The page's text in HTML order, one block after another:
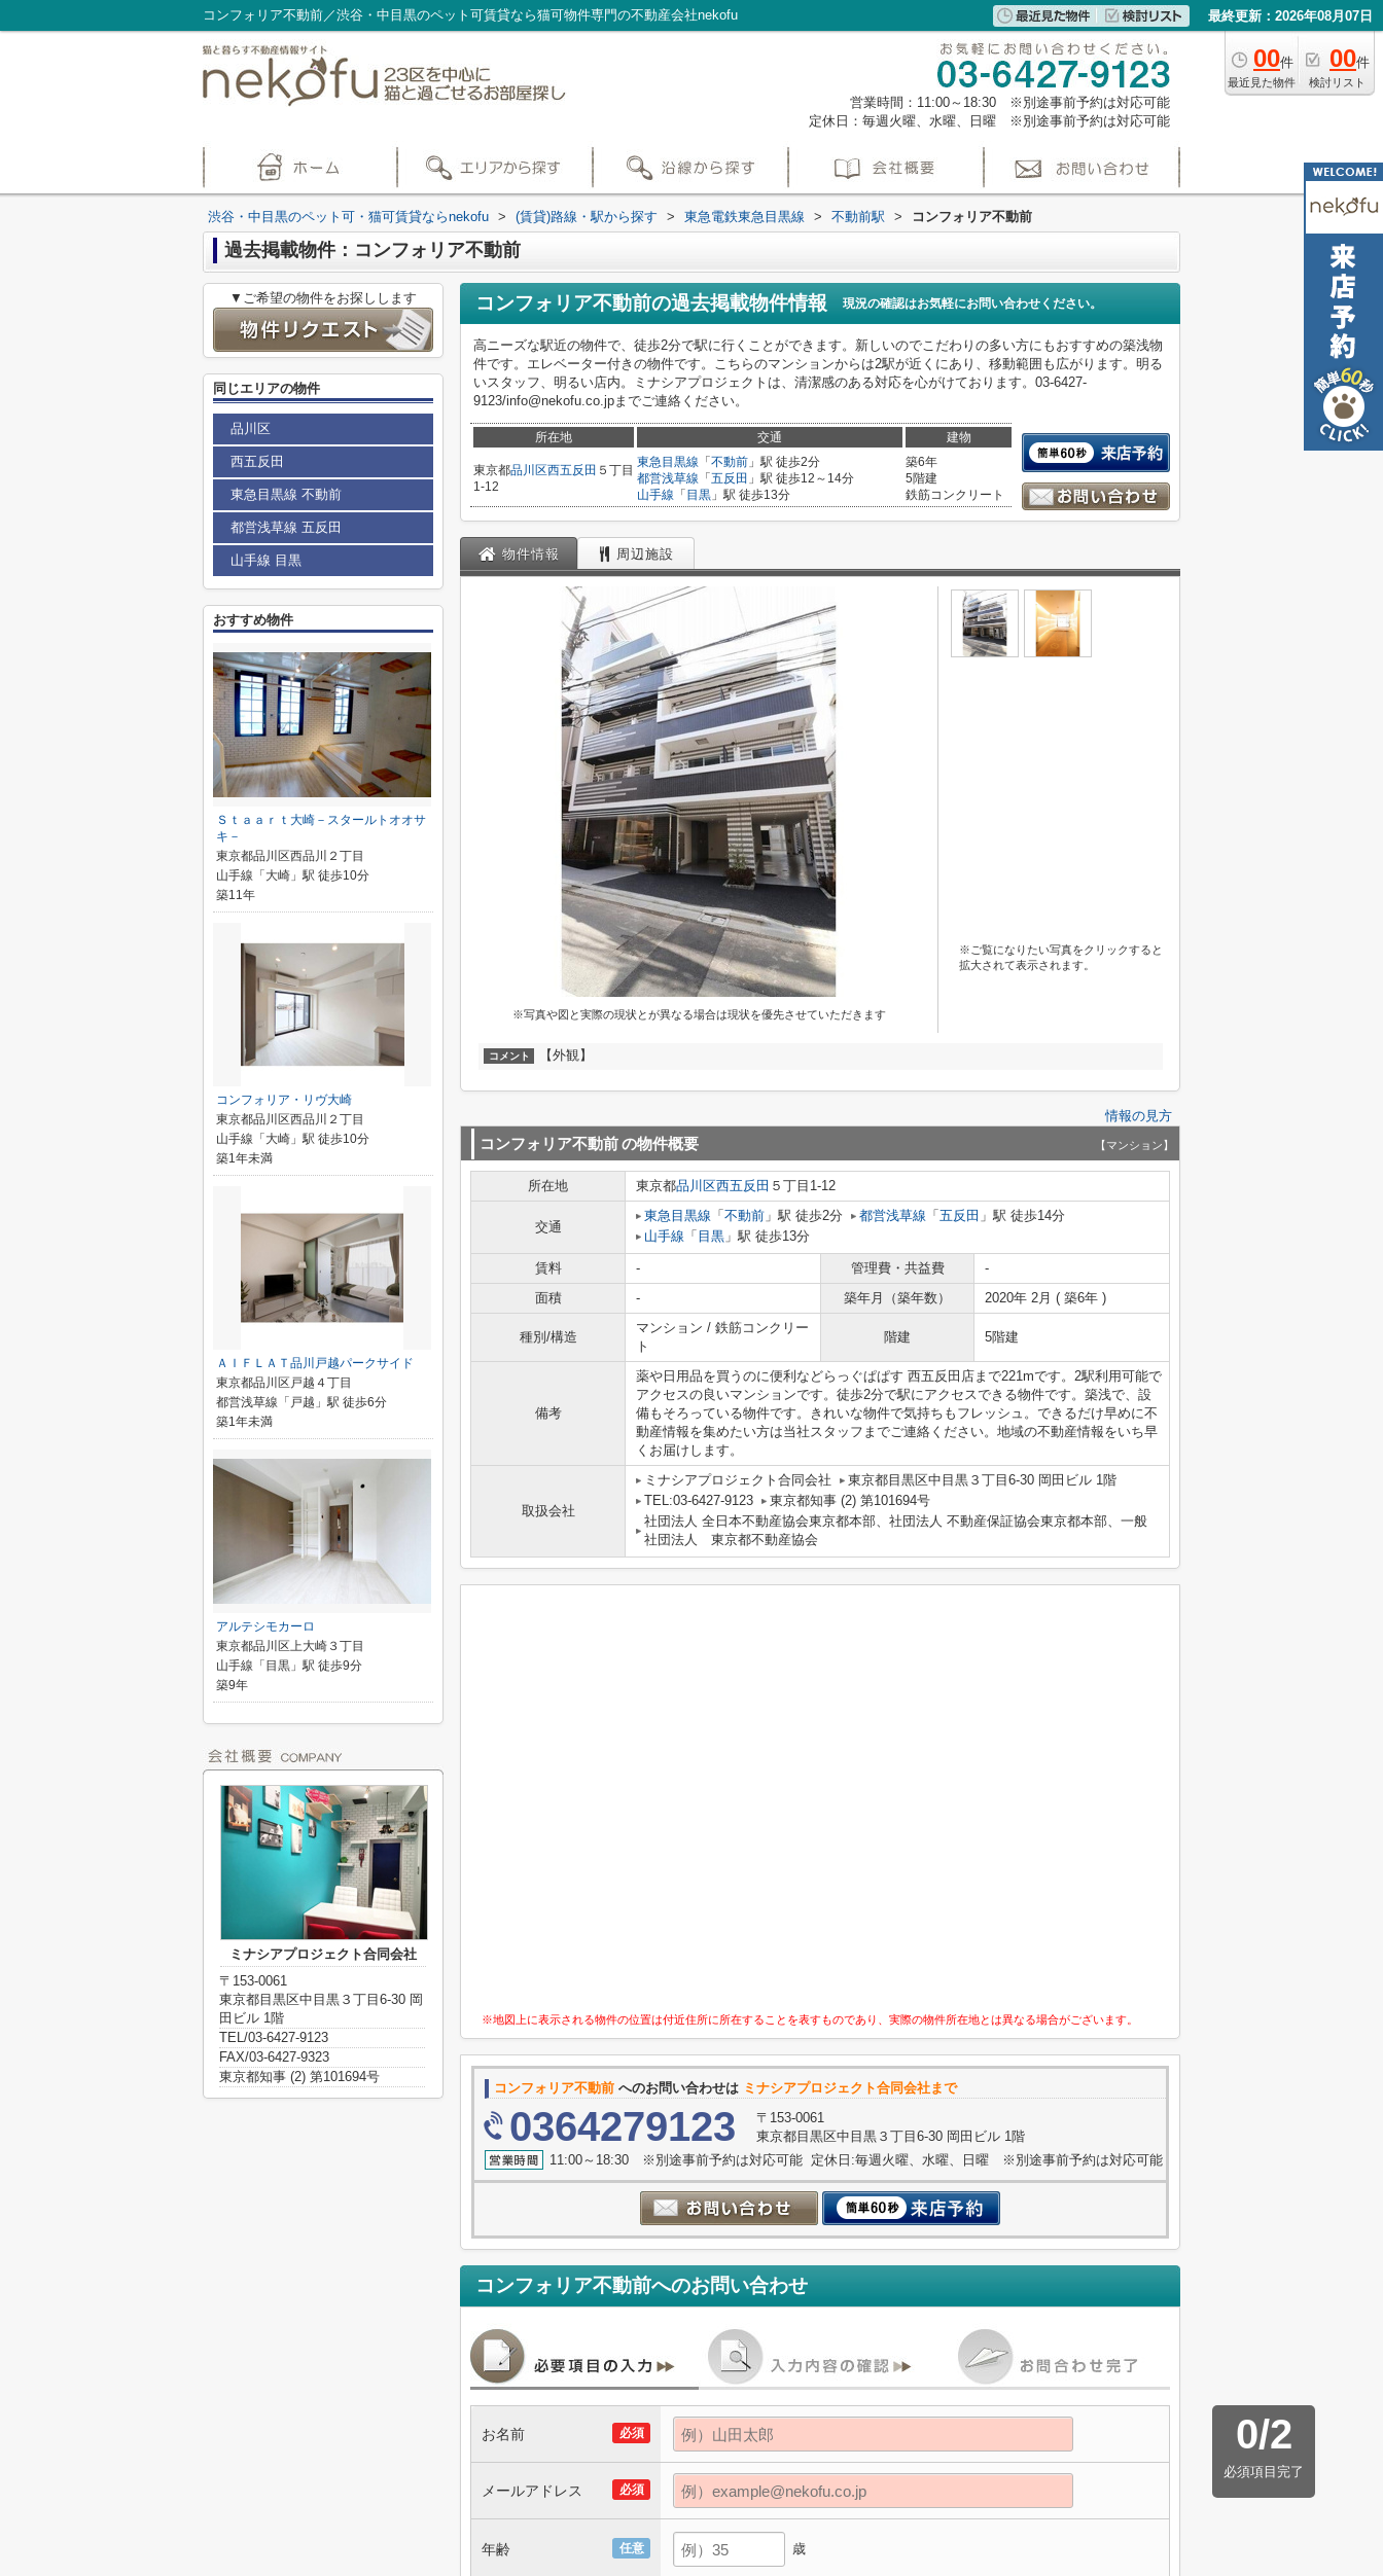
コンフォリア不動前／渋谷・中目黒のペット可賃貸なら猫可物件専門の不動産会社nekofu 最終更新：2026年08月07日
00件
最近見た物件
00件
検討リスト
営業時間：11:00～18:30 ※別途事前予約は対応可能
定休日：毎週火曜、水曜、日曜 ※別途事前予約は対応可能
渋谷・中目黒のペット可・猫可賃貸ならnekofu > (賃貸)路線・駅から探す > 東急電鉄東急目黒線 > 不動前駅 > コンフォリア不動前
過去掲載物件：コンフォリア不動前
コンフォリア不動前の過去掲載物件情報 現況の確認はお気軽にお問い合わせください。
高ニーズな駅近の物件で、徒歩2分で駅に行くことができます。新しいのでこだわりの多い方にもおすすめの築浅物
件です。エレベーター付きの物件です。こちらのマンションからは2駅が近くにあり、移動範囲も広がります。明る
いスタッフ、明るい店内。ミナシアプロジェクトは、清潔感のある対応を心がけております。03-6427-
9123/info@nekofu.co.jpまでご連絡ください。
所在地 交通 建物
東京都品川区西五反田 ５丁目
1-12
東急目黒線 「 不動前 」駅 徒歩2分
都営浅草線 「 五反田 」駅 徒歩12～14分
山手線 「 目黒 」駅 徒歩13分
築6年
5階建
鉄筋コンクリート
物件情報 周辺施設
※写真や図と実際の現状とが異なる場合は現状を優先させていただきます
※ご覧になりたい写真をクリックすると
拡大されて表示されます。
コメント 【外観】
情報の見方
コンフォリア不動前の物件概要 【マンション】
所在地 東京都品川区西五反田 ５丁目1-12
交通
東急目黒線 「 不動前 」駅 徒歩2分 都営浅草線 「 五反田 」駅 徒歩14分
山手線 「 目黒 」駅 徒歩13分
賃料 - 管理費・共益費
-
面積
- 築年月（築年数） 2020年 2月 ( 築6年 )
種別/構造
マンション / 鉄筋コンクリー
ト
階建 5階建
備考
薬や日用品を買うのに便利などらっぐぱぱす 西五反田店まで221mです。2駅利用可能で
アクセスの良いマンションです。徒歩2分で駅にアクセスできる物件です。築浅で、設
備もそろっている物件です。きれいな物件で気持ちもフレッシュ。できるだけ早めに不
動産情報を集めたい方は当社スタッフまでご連絡ください。地域の不動産情報をいち早
くお届けします。
取扱会社
ミナシアプロジェクト合同会社
東京都目黒区中目黒３丁目6-30 岡田ビル 1階
TEL:03-6427-9123
東京都知事 (2) 第101694号
社団法人 全日本不動産協会東京都本部、社団法人 不動産保証協会東京都本部、一般
社団法人 東京都不動産協会
※地図上に表示される物件の位置は付近住所に所在することを表すものであり、実際の物件所在地とは異なる場合がございます。
コンフォリア不動前 へのお問い合わせは ミナシアプロジェクト合同会社まで
0364279123
〒153-0061
東京都目黒区中目黒３丁目6-30 岡田ビル 1階
11:00～18:30 ※別途事前予約は対応可能 定休日:毎週火曜、水曜、日曜 ※別途事前予約は対応可能
コンフォリア不動前へのお問い合わせ
0/2
必須項目完了
必須
お名前
必須
メールアドレス
任意
年齢 歳
▼ご希望の物件をお探しします
同じエリアの物件
品川区
西五反田
東急目黒線 不動前
都営浅草線 五反田
山手線 目黒
おすすめ物件
Ｓｔａａｒｔ大崎－スタールトオオサ
キ－
東京都品川区西品川２丁目
山手線「大崎」駅 徒歩10分
築11年
コンフォリア・リヴ大崎
東京都品川区西品川２丁目
山手線「大崎」駅 徒歩10分
築1年未満
ＡＩＦＬＡＴ品川戸越パークサイド
東京都品川区戸越４丁目
都営浅草線「戸越」駅 徒歩6分
築1年未満
アルテシモカーロ
東京都品川区上大崎３丁目
山手線「目黒」駅 徒歩9分
築9年
ミナシアプロジェクト合同会社
〒153-0061
東京都目黒区中目黒３丁目6-30 岡
田ビル 1階
TEL/03-6427-9123
FAX/03-6427-9323
東京都知事 (2) 第101694号